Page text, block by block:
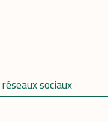
sociaux